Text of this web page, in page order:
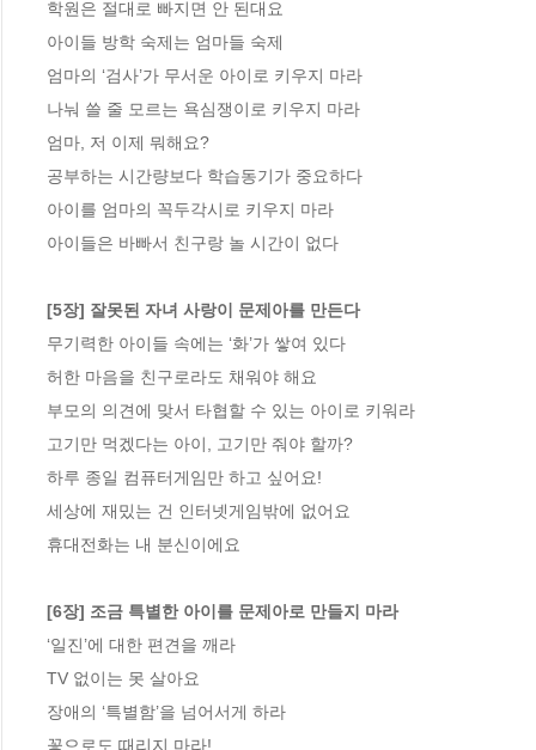
학원은 절대로 빠지면 안 된대요
아이들 방학 숙제는 엄마들 숙제
엄마의 ‘검사’가 무서운 아이로 키우지 마라
나눠 쓸 줄 모르는 욕심쟁이로 키우지 마라
엄마, 저 이제 뭐해요?
공부하는 시간량보다 학습동기가 중요하다
아이를 엄마의 꼭두각시로 키우지 마라
아이들은 바빠서 친구랑 놀 시간이 없다
[5장] 잘못된 자녀 사랑이 문제아를 만든다
무기력한 아이들 속에는 ‘화’가 쌓여 있다
허한 마음을 친구로라도 채워야 해요
부모의 의견에 맞서 타협할 수 있는 아이로 키워라
고기만 먹겠다는 아이, 고기만 줘야 할까?
하루 종일 컴퓨터게임만 하고 싶어요!
세상에 재밌는 건 인터넷게임밖에 없어요
휴대전화는 내 분신이에요
[6장] 조금 특별한 아이를 문제아로 만들지 마라
‘일진’에 대한 편견을 깨라
TV 없이는 못 살아요
장애의 ‘특별함’을 넘어서게 하라
꽃으로도 때리지 마라!